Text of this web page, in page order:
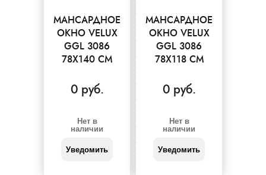
МАНСАРДНОЕ
ОКНО VELUX
GGL 3086
78X140 СМ
0 руб.
Нет в
наличии
Уведомить
МАНСАРДНОЕ
ОКНО VELUX
GGL 3086
78X118 СМ
0 руб.
Нет в
наличии
Уведомить